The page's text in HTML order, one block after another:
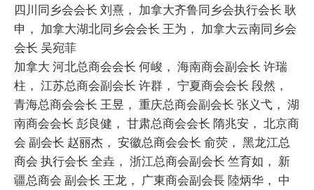
四川同乡会会长 刘熹， 加拿大齐鲁同乡会执行会长 耿
申， 加拿大湖北同乡会会长 王为， 加拿大云南同乡会
会长 吴宛菲
加拿大 河北总商会会长 何峻， 海南商会副会长 许瑞
柱， 江苏总商会副会长 许群， 宁夏商会会长 段然，
青海总商会会长 王昱， 重庆总商会副会长 张义弋， 湖
南商会会长 彭良健， 甘肃总商会会长 隋兆安， 北京商
会 副会长 赵丽杰， 安徽总商会会长 俞荧， 黑龙江总
商会 执行会长 全垚， 浙江总商会副会长 竺育如， 新
疆总商会 副会长 王龙， 广東商会副会長 陸炳华， 中